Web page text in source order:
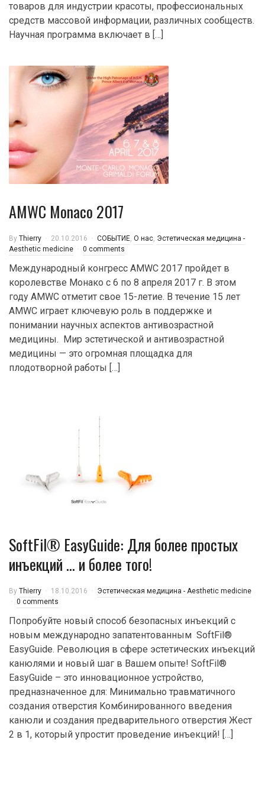
товаров для индустрии красоты, профессиональных
средств массовой информации, различных сообществ.
Научная программа включает в […]
AMWC Monaco 2017
By Thierry 20.10.2016 CОБЫТИЕ, О нас, Эстетическая медицина -
Aesthetic medicine
0 comments
Международный конгресс AMWC 2017 пройдет в
королевстве Монако с 6 по 8 апреля 2017 г. В этом
году AMWC отметит свое 15-летие. В течение 15 лет
AMWC играет ключевую роль в поддержке и
понимании научных аспектов антивозрастной
медицины. Мир эстетической и антивозрастной
медицины — это огромная площадка для
плодотворной работы […]
SoftFil® EasyGuide: Для более простых
инъекций … и более того!
By Thierry 18.10.2016
Эстетическая медицина - Aesthetic medicine
0 comments
Попробуйте новый способ безопасных инъекций с
новым международно запатентованным SoftFil®
EasyGuide. Революция в сфере эстетических инъекций
канюлями и новый шаг в Вашем опыте! SoftFil®
EasyGuide – это инновационное устройство,
предназначенное для: Минимально травматичного
создания отверстия Kомбинированного введения
канюли и создания предварительного отверстия Жест
2 в 1, который упростит проведение инъекций! […]